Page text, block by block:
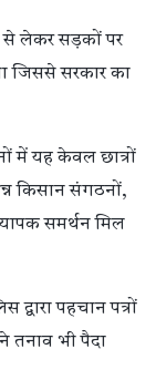
से लेकर सड़कों पर
जिससे सरकार का
में यह केवल छात्रों
किसान संगठनों,
समर्थन मिल
द्वारा पहचान पत्रों
तनाव भी पैदा